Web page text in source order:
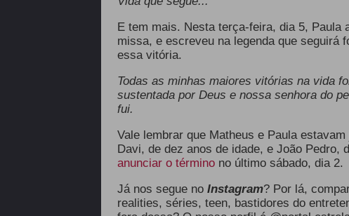
E tem mais. Nesta terça-feira, dia 5, Paula
missa, e escreveu na legenda que seguirá
essa vitória.
Todas as minhas maiores vitórias na vida
sustentada por Deus e nossa senhora do
fui.
Vale lembrar que Matheus e Paula
Davi, de dez anos de idade, e João
anunciar o términono último sábado, dia 2.
Já nos segue no Instagram? Por lá,
realities, séries, teen, bastidores do